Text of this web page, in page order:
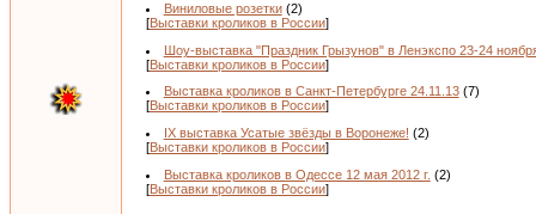
Виниловые розетки (2)
[Выставки кроликов в России]
Шоу-выставка "Праздник Грызунов" в Ленэкспо 23-24
[Выставки кроликов в России]
Выставка кроликов в Санкт-Петербурге 24.11.13 (7)
[Выставки кроликов в России]
IX выставка Усатые звёзды в Воронеже! (2)
[Выставки кроликов в России]
Выставка кроликов в Одессе 12 мая 2012 г. (2)
[Выставки кроликов в России]